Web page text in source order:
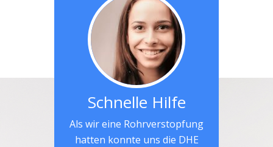
Schnelle Hilfe
Als wir eine Rohrverstopfung
hatten konnte uns die DHE